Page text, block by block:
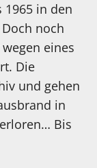
1965 in den
noch
eines
Die
und gehen
in
Bis